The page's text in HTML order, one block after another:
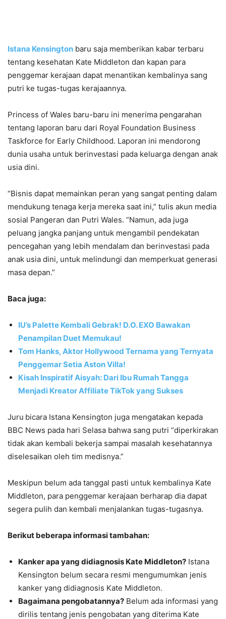
Istana Kensington baru saja memberikan kabar terbaru
tentang kesehatan Kate Middleton dan kapan para
penggemar kerajaan dapat menantikan kembalinya sang
putri ke tugas-tugas kerajaannya.
Princess of Wales baru-baru ini menerima pengarahan
tentang laporan baru dari Royal Foundation Business
Taskforce for Early Childhood. Laporan ini mendorong
dunia usaha untuk berinvestasi pada keluarga dengan anak
usia dini.
“Bisnis dapat memainkan peran yang sangat penting dalam
mendukung tenaga kerja mereka saat ini,” tulis akun media
sosial Pangeran dan Putri Wales. “Namun, ada juga
peluang jangka panjang untuk mengambil pendekatan
pencegahan yang lebih mendalam dan berinvestasi pada
anak usia dini, untuk melindungi dan memperkuat generasi
masa depan.”
Baca juga:
IU’s Palette Kembali Gebrak! D.O. EXO Bawakan
Penampilan Duet Memukau!
Tom Hanks, Aktor Hollywood Ternama yang Ternyata
Penggemar Setia Aston Villa!
Kisah Inspiratif Aisyah: Dari Ibu Rumah Tangga
Menjadi Kreator Affiliate TikTok yang Sukses
Juru bicara Istana Kensington juga mengatakan kepada
BBC News pada hari Selasa bahwa sang putri “diperkirakan
tidak akan kembali bekerja sampai masalah kesehatannya
diselesaikan oleh tim medisnya.”
Meskipun belum ada tanggal pasti untuk kembalinya Kate
Middleton, para penggemar kerajaan berharap dia dapat
segera pulih dan kembali menjalankan tugas-tugasnya.
Berikut beberapa informasi tambahan:
Kanker apa yang didiagnosis Kate Middleton? Istana
Kensington belum secara resmi mengumumkan jenis
kanker yang didiagnosis Kate Middleton.
Bagaimana pengobatannya? Belum ada informasi yang
dirilis tentang jenis pengobatan yang diterima Kate